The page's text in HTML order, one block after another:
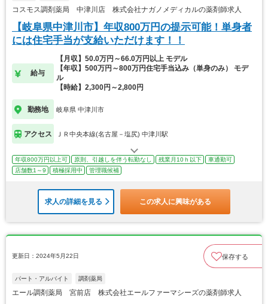
コスモス調剤薬局 中津川店 株式会社ナガノメディカルの薬剤師求人
【岐阜県中津川市】年収800万円の提示可能！単身者
には住宅手当が支給いただけます！！
給与
【月収】50.0万円～66.0万円以上 モデル
【年収】500万円～800万円住宅手当込み（単身のみ） モデ
ル
【時給】2,300円～2,800円
勤務地 岐阜県 中津川市
アクセス ＪＲ中央本線(名古屋－塩尻) 中津川駅
年収800万円以上可 原則、引越しを伴う転勤なし 残業月10ｈ以下
車通勤可
店舗数1～9
積極採用中 管理職候補
求人の詳細を見る この求人に興味がある
更新日：2024年5月22日 保存する
パート・アルバイト 調剤薬局
エール調剤薬局 宮前店 株式会社エールファーマシーズの薬剤師求人